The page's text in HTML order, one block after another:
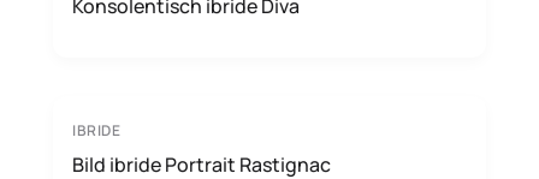
Konsolentisch ibride Diva
IBRIDE
Bild ibride Portrait Rastignac